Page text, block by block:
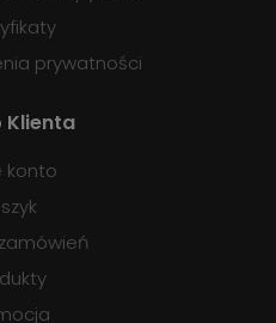
prywatności
Klienta
konto